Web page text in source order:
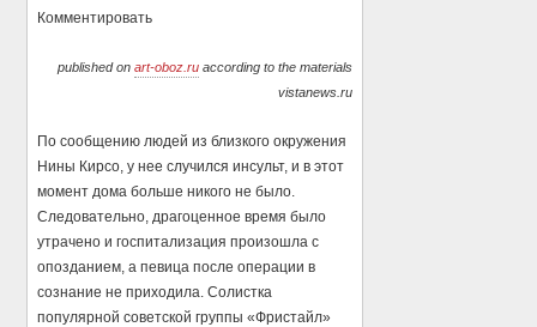
Комментировать
published on art-oboz.ruaccording to the materials
vistanews.ru
По сообщению людей из близкого окружения
Нины Кирсо, у нее случился инсульт, и в этот
момент дома больше никого не было.
Следовательно, драгоценное время было
утрачено и госпитализация произошла с
опозданием, а певица после операции в
сознание не приходила. Солистка
популярной советской группы «Фристайл»